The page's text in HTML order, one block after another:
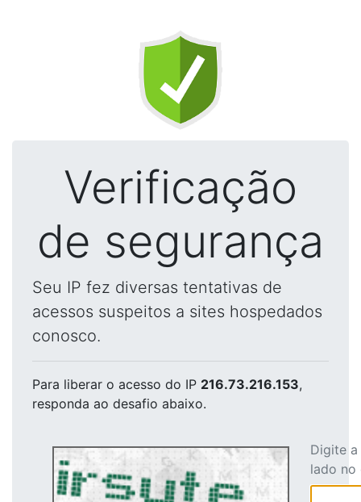
Verificação
de segurança
Seu IP fez diversas tentativas de
acessos suspeitos a sites hospedados
conosco.
Para liberar o acesso do IP 216.73.216.153,
responda ao desafio abaixo.
Digite
lado no